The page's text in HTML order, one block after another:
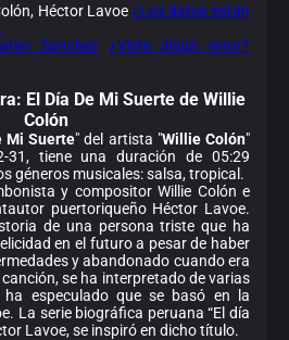
Héctor Lavoe ¿Los datos están
Sanchez
¿Viste algún error?
El Día De Mi Suerte de Willie
Colón
Mi Suerte" del artista "Willie Colón"
31, tiene una duración de 05:29
géneros musicales: salsa, tropical.
y compositor Willie Colón e
puertoriqueño Héctor Lavoe.
de una persona triste que ha
en el futuro a pesar de haber
y abandonado cuando era
se ha interpretado de varias
especulado que se basó en la
La serie biográfica peruana “El día
Lavoe, se inspiró en dicho título.